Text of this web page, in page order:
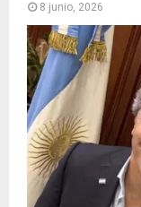
8 junio, 2026